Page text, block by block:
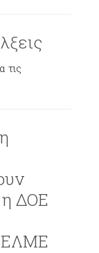
τις
η ΔΟΕ
ΕΛΜΕ